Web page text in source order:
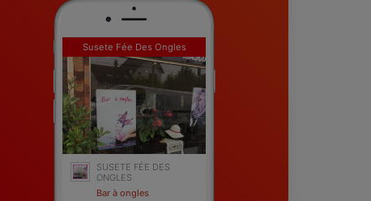
Susete Fée Des Ongles
SUSETE FÉE DES
ONGLES
Bar à ongles